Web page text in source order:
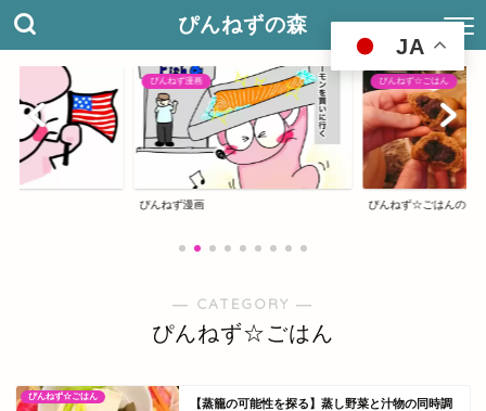
ぴんねずの森
ぴんねず漫画
ぴんねず漫画
ぴんねず☆ごはん
ぴんねず☆ごはんのレシ
― CATEGORY ―
ぴんねず☆ごはん
ぴんねず☆ごはん
【蒸籠の可能性を探る】蒸し野菜と汁物の同時調
JA